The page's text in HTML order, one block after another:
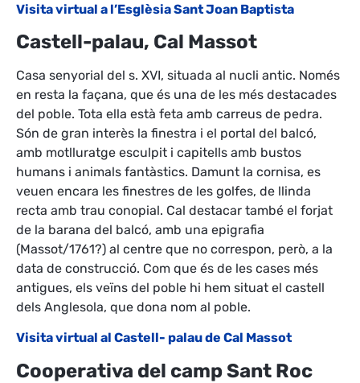
Visita virtual a l’Esglèsia Sant Joan Baptista
Castell-palau, Cal Massot
Casa senyorial del s. XVI, situada al nucli antic. Només
en resta la façana, que és una de les més destacades
del poble. Tota ella està feta amb carreus de pedra.
Són de gran interès la finestra i el portal del balcó,
amb motlluratge esculpit i capitells amb bustos
humans i animals fantàstics. Damunt la cornisa, es
veuen encara les finestres de les golfes, de llinda
recta amb trau conopial. Cal destacar també el forjat
de la barana del balcó, amb una epigrafia
(Massot/1761?) al centre que no correspon, però, a la
data de construcció. Com que és de les cases més
antigues, els veïns del poble hi hem situat el castell
dels Anglesola, que dona nom al poble.
Visita virtual al Castell- palau de Cal Massot
Cooperativa del camp Sant Roc